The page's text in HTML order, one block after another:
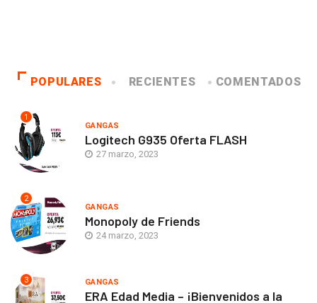
POPULARES RECIENTES COMENTADOS
1
GANGAS
Logitech G935 Oferta FLASH
27 marzo, 2023
2
GANGAS
Monopoly de Friends
24 marzo, 2023
3 GANGAS
ERA Edad Media – ¡Bienvenidos a la